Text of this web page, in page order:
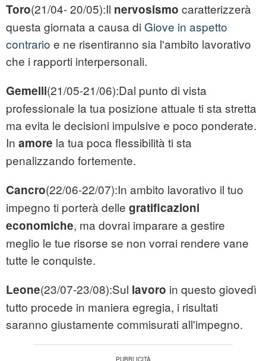
Toro(21/04- 20/05):Il nervosismo caratterizzerà
questa giornata a causa di Giove in aspetto
contrario e ne risentiranno sia l'ambito lavorativo
che i rapporti interpersonali.
Gemelli(21/05-21/06):Dal punto di vista
professionale la tua posizione attuale ti sta stretta
ma evita le decisioni impulsive e poco ponderate.
In amore la tua poca flessibilità ti sta
penalizzando fortemente.
Cancro(22/06-22/07):In ambito lavorativo il tuo
impegno ti porterà delle gratificazioni
economiche, ma dovrai imparare a gestire
meglio le tue risorse se non vorrai rendere vane
tutte le conquiste.
Leone(23/07-23/08):Sul lavoro in questo giovedì
tutto procede in maniera egregia, i risultati
saranno giustamente commisurati all'impegno.